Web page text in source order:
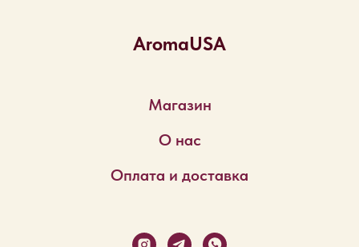
AromaUSA
Магазин
О нас
Оплата и доставка